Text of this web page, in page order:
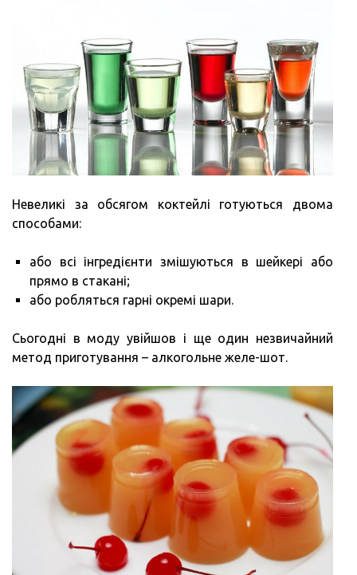
Невеликі за обсягом коктейлі готуються двома
способами:
або всі інгредієнти змішуються в шейкері або
прямо в стакані;
або робляться гарні окремі шари.
Сьогодні в моду увійшов і ще один незвичайний
метод приготування – алкогольне желе-шот.